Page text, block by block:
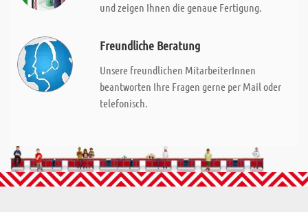
und zeigen Ihnen die genaue Fertigung.
Freundliche Beratung
Unsere freundlichen MitarbeiterInnen
beantworten Ihre Fragen gerne per Mail oder
telefonisch.